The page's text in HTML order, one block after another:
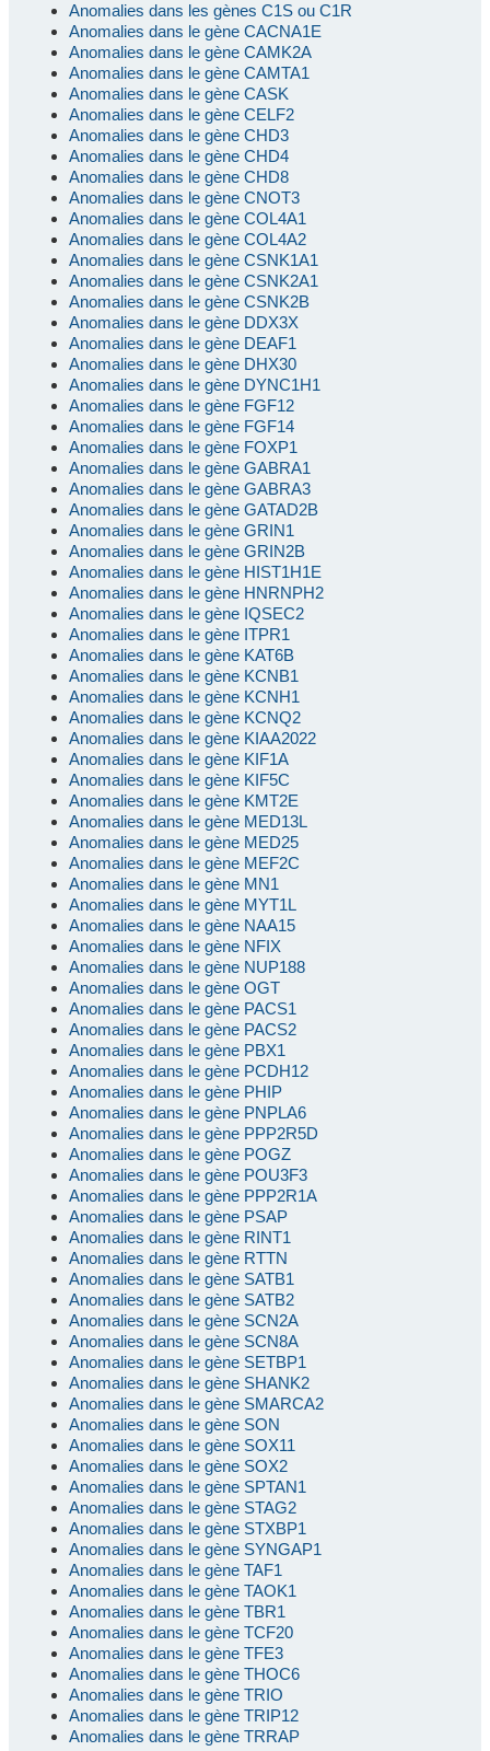
Anomalies dans les gènes C1S ou C1R
Anomalies dans le gène CACNA1E
Anomalies dans le gène CAMK2A
Anomalies dans le gène CAMTA1
Anomalies dans le gène CASK
Anomalies dans le gène CELF2
Anomalies dans le gène CHD3
Anomalies dans le gène CHD4
Anomalies dans le gène CHD8
Anomalies dans le gène CNOT3
Anomalies dans le gène COL4A1
Anomalies dans le gène COL4A2
Anomalies dans le gène CSNK1A1
Anomalies dans le gène CSNK2A1
Anomalies dans le gène CSNK2B
Anomalies dans le gène DDX3X
Anomalies dans le gène DEAF1
Anomalies dans le gène DHX30
Anomalies dans le gène DYNC1H1
Anomalies dans le gène FGF12
Anomalies dans le gène FGF14
Anomalies dans le gène FOXP1
Anomalies dans le gène GABRA1
Anomalies dans le gène GABRA3
Anomalies dans le gène GATAD2B
Anomalies dans le gène GRIN1
Anomalies dans le gène GRIN2B
Anomalies dans le gène HIST1H1E
Anomalies dans le gène HNRNPH2
Anomalies dans le gène IQSEC2
Anomalies dans le gène ITPR1
Anomalies dans le gène KAT6B
Anomalies dans le gène KCNB1
Anomalies dans le gène KCNH1
Anomalies dans le gène KCNQ2
Anomalies dans le gène KIAA2022
Anomalies dans le gène KIF1A
Anomalies dans le gène KIF5C
Anomalies dans le gène KMT2E
Anomalies dans le gène MED13L
Anomalies dans le gène MED25
Anomalies dans le gène MEF2C
Anomalies dans le gène MN1
Anomalies dans le gène MYT1L
Anomalies dans le gène NAA15
Anomalies dans le gène NFIX
Anomalies dans le gène NUP188
Anomalies dans le gène OGT
Anomalies dans le gène PACS1
Anomalies dans le gène PACS2
Anomalies dans le gène PBX1
Anomalies dans le gène PCDH12
Anomalies dans le gène PHIP
Anomalies dans le gène PNPLA6
Anomalies dans le gène PPP2R5D
Anomalies dans le gène POGZ
Anomalies dans le gène POU3F3
Anomalies dans le gène PPP2R1A
Anomalies dans le gène PSAP
Anomalies dans le gène RINT1
Anomalies dans le gène RTTN
Anomalies dans le gène SATB1
Anomalies dans le gène SATB2
Anomalies dans le gène SCN2A
Anomalies dans le gène SCN8A
Anomalies dans le gène SETBP1
Anomalies dans le gène SHANK2
Anomalies dans le gène SMARCA2
Anomalies dans le gène SON
Anomalies dans le gène SOX11
Anomalies dans le gène SOX2
Anomalies dans le gène SPTAN1
Anomalies dans le gène STAG2
Anomalies dans le gène STXBP1
Anomalies dans le gène SYNGAP1
Anomalies dans le gène TAF1
Anomalies dans le gène TAOK1
Anomalies dans le gène TBR1
Anomalies dans le gène TCF20
Anomalies dans le gène TFE3
Anomalies dans le gène THOC6
Anomalies dans le gène TRIO
Anomalies dans le gène TRIP12
Anomalies dans le gène TRRAP